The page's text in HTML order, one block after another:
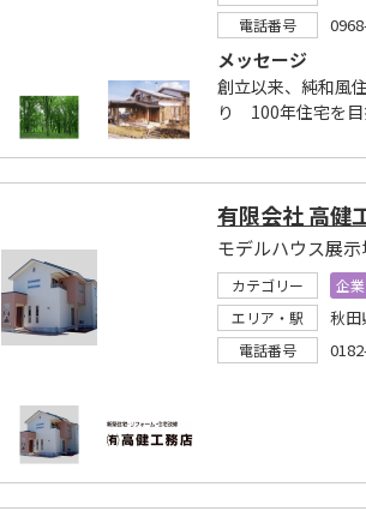
電話番号
メッセージ
創立以来、純和風
り 100年住宅を目
有限会社 高健
モデルハウス展
カテゴリー 企
エリア・駅
秋田
電話番号